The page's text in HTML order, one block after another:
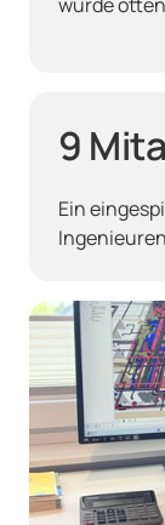
9
Ein